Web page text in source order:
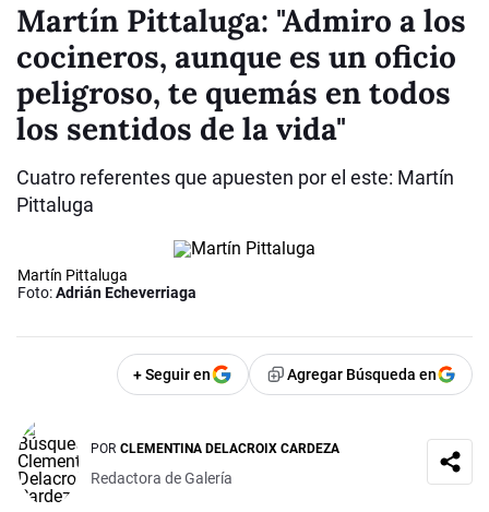
Martín Pittaluga: "Admiro a los
cocineros, aunque es un oficio
peligroso, te quemás en todos
los sentidos de la vida"
Cuatro referentes que apuesten por el este: Martín
Pittaluga
Martín Pittaluga
Foto:Adrián Echeverriaga
+ Seguir en Agregar Búsqueda en
POR CLEMENTINA DELACROIX CARDEZA
Redactora de Galería